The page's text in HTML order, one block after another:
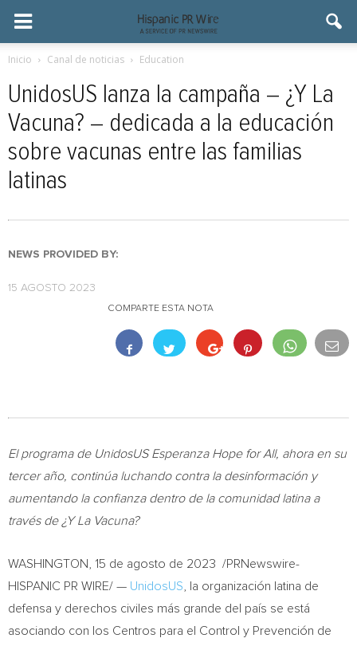
Inicio Canal de noticias Education
UnidosUS lanza la campaña – ¿Y La
Vacuna? – dedicada a la educación
sobre vacunas entre las familias
latinas
NEWS PROVIDED BY:
15 AGOSTO 2023
COMPARTE ESTA NOTA
El programa de UnidosUS Esperanza Hope for All, ahora en su
tercer año, continúa luchando contra la desinformación y
aumentando la confianza dentro de la comunidad latina a
través de ¿Y La Vacuna?
WASHINGTON 15 de agosto de 2023 /PRNewswire-
HISPANIC PR WIRE/ — UnidosUS , la organización latina de
defensa y derechos civiles más grande del país se está
asociando con los Centros para el Control y Prevención de